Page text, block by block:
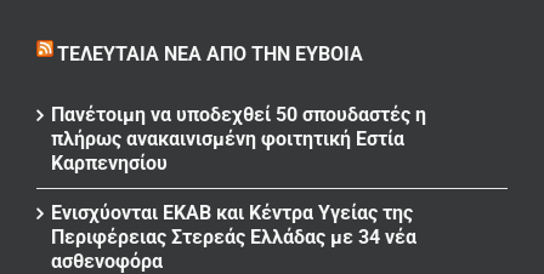
ΤΕΛΕΥΤΑΊΑ ΝΈΑ ΑΠΌ ΤΗΝ ΕΎΒΟΙΑ
Πανέτοιμη να υποδεχθεί 50 σπουδαστές η
πλήρως ανακαινισμένη φοιτητική Εστία
Καρπενησίου
Ενισχύονται ΕΚΑΒ και Κέντρα Υγείας της
Περιφέρειας Στερεάς Ελλάδας με 34 νέα
ασθενοφόρα